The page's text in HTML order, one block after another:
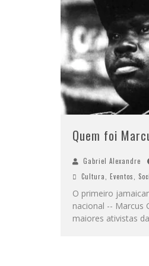
Quem foi
Gabriel Alexandre
Cultura
Eventos
O primeiro
nacional -- Marcus
maiores ativistas